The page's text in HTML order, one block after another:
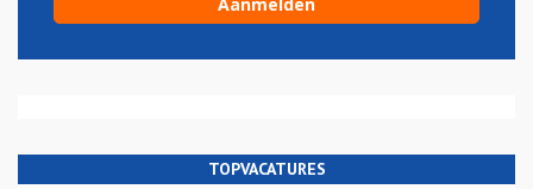
TOPVACATURES